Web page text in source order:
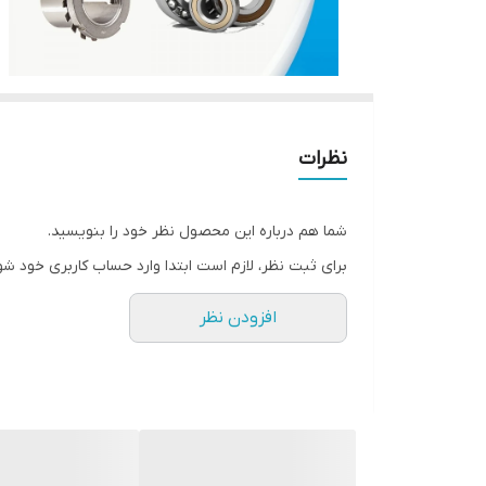
نظرات
شما هم درباره این محصول نظر خود را بنویسید.
برای ثبت نظر، لازم است ابتدا وارد حساب کاربری خود
افزودن نظر